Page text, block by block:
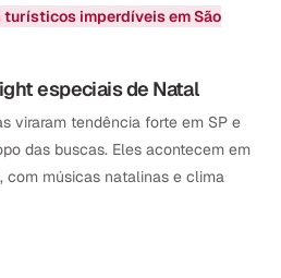
turísticos imperdíveis em São
especiais de Natal
viraram tendência forte em SP e
das buscas. Eles acontecem em
com músicas natalinas e clima